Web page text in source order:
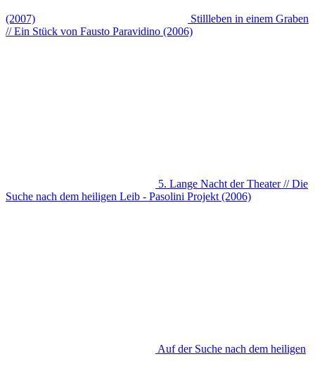
(2007)
Stillleben in einem Graben
// Ein Stück von Fausto Paravidino (2006)
5. Lange Nacht der Theater // Die
Suche nach dem heiligen Leib - Pasolini Projekt (2006)
Auf der Suche nach dem heiligen